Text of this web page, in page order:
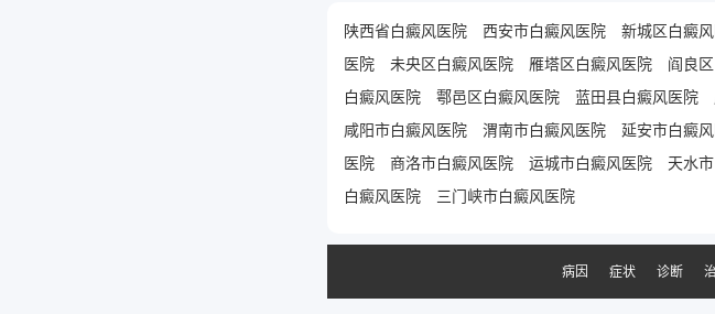
陕西省白癜风医院 西安市白癜风医院 新城区白癜
医院
未央区白癜风医院 雁塔区白癜风医院 阎良
白癜风医院
鄠邑区白癜风医院 蓝田县白癜风医院
咸阳市白癜风医院
渭南市白癜风医院 延安市白癜
医院
商洛市白癜风医院 运城市白癜风医院 天水
白癜风医院
三门峡市白癜风医院
病因 症状 诊断